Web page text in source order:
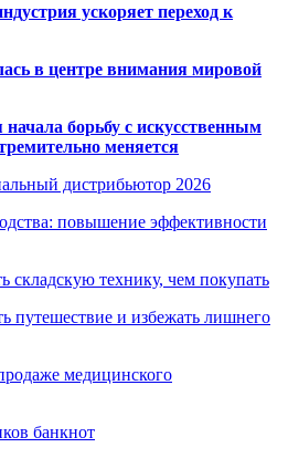
ускоряет переход к
в центре внимания мировой
борьбу с искусственным
меняется
дистрибьютор 2026
повышение эффективности
складскую технику, чем покупать
путешествие и избежать лишнего
медицинского
банкнот